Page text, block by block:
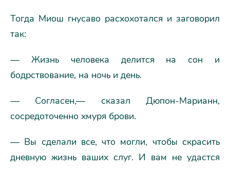
Тогда Миош гнусаво расхохотался и заговорил
так:
— Жизнь человека делится на сон и
бодрствование, на ночь и день.
— Согласен,— сказал Дюпон-Марианн,
сосредоточенно хмуря брови.
— Вы сделали все, что могли, чтобы скрасить
дневную жизнь ваших слуг. И вам не удастся